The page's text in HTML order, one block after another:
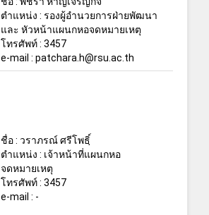
ตำแหน่ง : รองผู้อำนวยการฝ่ายพัฒนา
และ หัวหน้าแผนกหอจดหมายเหตุ
โทรศัพท์ : 3457
e-mail : patchara.h@rsu.ac.th
ชื่อ : วราภรณ์ ศรีโพธฺิ์
ตำแหน่ง : เจ้าหน้าที่แผนกหอ
จดหมายเหตุ
โทรศัพท์ : 3457
e-mail : -